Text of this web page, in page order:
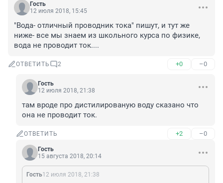
Гость
12 июля 2018, 15:45
"Вода- отличный проводник тока" пишут, и тут же
ниже- все мы знаем из школьного курса по физике,
вода не проводит ток....
ОТВЕТИТЬ 2 +0 –0
Гость
12 июля 2018, 21:38
там вроде про дистилированую воду сказано что
она не проводит ток.
ОТВЕТИТЬ +2 –0
Гость
15 августа 2018, 20:14
Гость12 июля 2018, 21:38